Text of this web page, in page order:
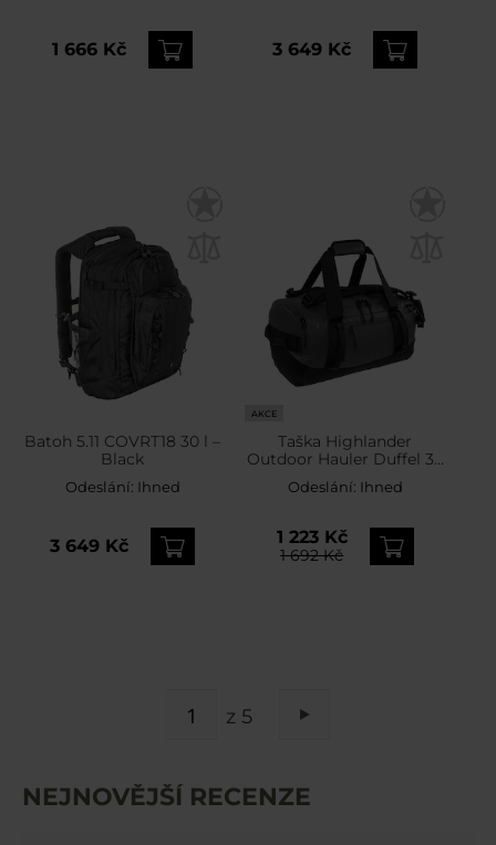
1 666 Kč 3 649 Kč
Batoh 5.11 COVRT18 30 l –
Black
Odeslání: Ihned
3 649 Kč
AKCE
Taška Highlander
Outdoor Hauler Duffel 30
l - Dark Grey
Odeslání: Ihned
1 223 Kč
1 692 Kč
z 5
NEJNOVĚJŠÍ RECENZE